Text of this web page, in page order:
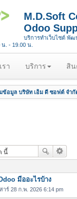
M.D.Soft
Odoo
บริการทำเว็บไซต์ พัฒ
. - 19.00 น.
รา บริการ สิน
ข้อมูล บริษัท เอ็ม ดี ซอฟต์ จำกั
มีออะไรบ้าง
าร์ 28 ก.พ. 2026 6:14 pm